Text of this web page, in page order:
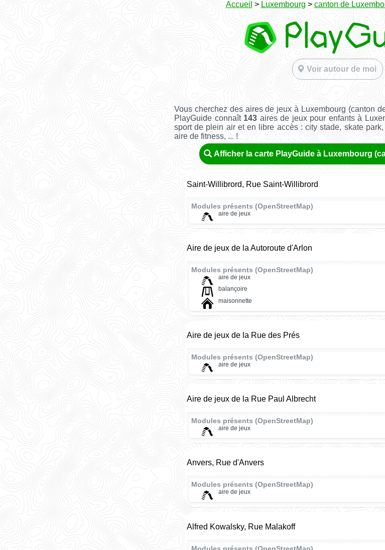
Accueil > Luxembourg > canton de
Voir autour de moi
Vous cherchez des aires de jeux à Luxembourg (canton
PlayGuide connaît 143 aires de jeux pour enfants à
sport de plein air et en libre accès : city stade, skate
aire de fitness, ... !
Afficher la carte PlayGuide à Luxembourg
Saint-Willibrord, Rue Saint-Willibrord
Modules présents (OpenStreetMap)
aire de jeux
Aire de jeux de la Autoroute d'Arlon
Modules présents (OpenStreetMap)
aire de jeux
balançoire
maisonnette
Aire de jeux de la Rue des Prés
Modules présents (OpenStreetMap)
aire de jeux
Aire de jeux de la Rue Paul Albrecht
Modules présents (OpenStreetMap)
aire de jeux
Anvers, Rue d'Anvers
Modules présents (OpenStreetMap)
aire de jeux
Alfred Kowalsky, Rue Malakoff